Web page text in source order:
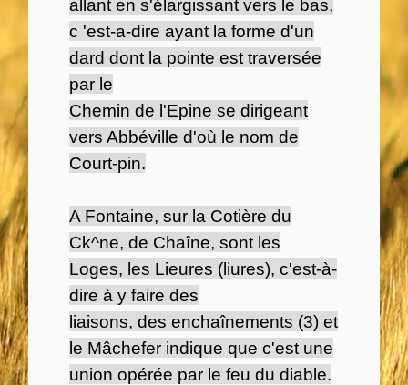
allant en s'élargissant vers le bas,
c 'est-a-dire ayant la forme d'un
dard dont la pointe est traversée
par le
Chemin de l'Epine se dirigeant
vers Abbéville d'où le nom de
Court-pin.
A Fontaine, sur la Cotière du
Ck^ne, de Chaîne, sont les
Loges, les Lieures (liures), c'est-à-
dire à y faire des
liaisons, des enchaînements (3) et
le Mâchefer indique que c'est une
union opérée par le feu du diable.